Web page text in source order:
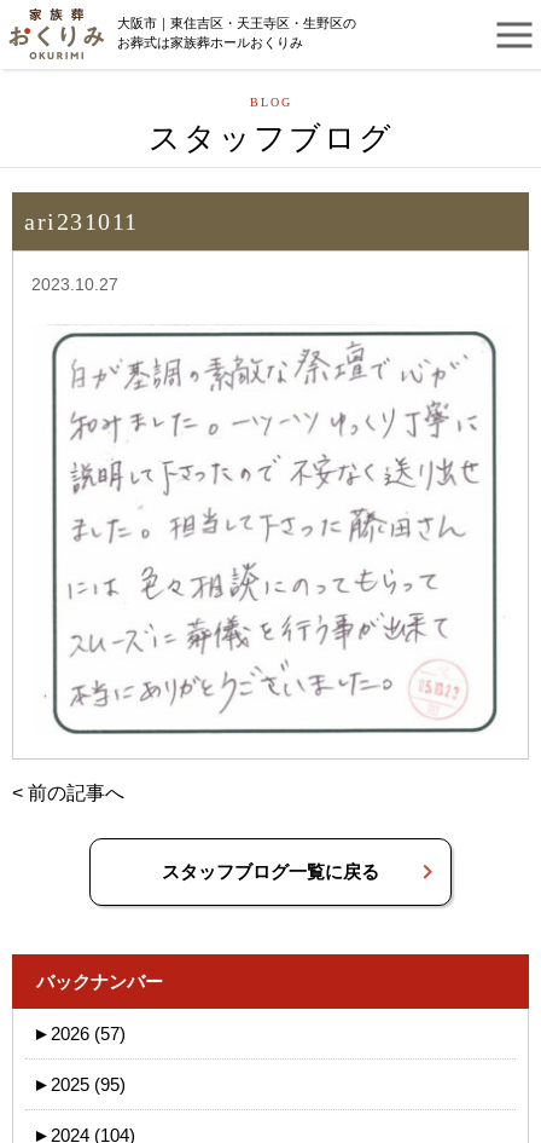
大阪市｜東住吉区・天王寺区・生野区の
お葬式は家族葬ホールおくりみ
BLOG
スタッフブログ
ari231011
2023.10.27
< 前の記事へ
スタッフブログ一覧に戻る
バックナンバー
► 2026 (57)
► 2025 (95)
► 2024 (104)